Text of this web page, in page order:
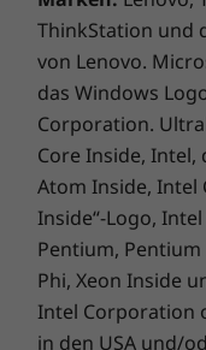
mehr. Auch das
dank intuitiver
sofortige
Kontakten
ThinkStation und
von Lenovo.
das Windows
Corporation.
Core Inside,
Atom Inside, Intel
Inside“-Logo,
Pentium, Pentium
Phi, Xeon Inside
Intel Corporation
in den USA und/